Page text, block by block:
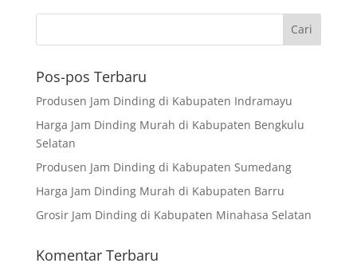
Pos-pos Terbaru
Produsen Jam Dinding di Kabupaten Indramayu
Harga Jam Dinding Murah di Kabupaten Bengkulu
Selatan
Produsen Jam Dinding di Kabupaten Sumedang
Harga Jam Dinding Murah di Kabupaten Barru
Grosir Jam Dinding di Kabupaten Minahasa Selatan
Komentar Terbaru